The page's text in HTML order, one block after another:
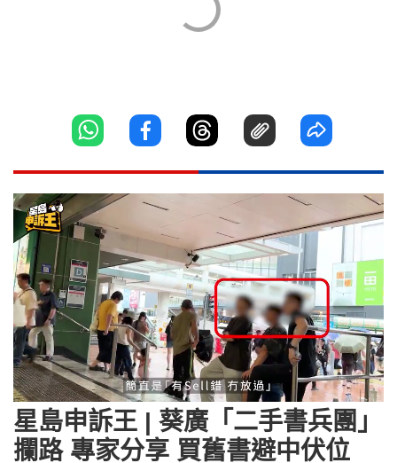
Unmute Loaded:
17.21%
星島申訴王 | 葵廣「二手書兵團」
攔路 專家分享 買舊書避中伏位